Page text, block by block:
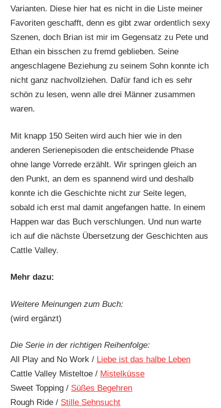
Varianten. Diese hier hat es nicht in die Liste meiner
Favoriten geschafft, denn es gibt zwar ordentlich sexy
Szenen, doch Brian ist mir im Gegensatz zu Pete und
Ethan ein bisschen zu fremd geblieben. Seine
angeschlagene Beziehung zu seinem Sohn konnte ich
nicht ganz nachvollziehen. Dafür fand ich es sehr
schön zu lesen, wenn alle drei Männer zusammen
waren.
Mit knapp 150 Seiten wird auch hier wie in den
anderen Serienepisoden die entscheidende Phase
ohne lange Vorrede erzählt. Wir springen gleich an
den Punkt, an dem es spannend wird und deshalb
konnte ich die Geschichte nicht zur Seite legen,
sobald ich erst mal damit angefangen hatte. In einem
Happen war das Buch verschlungen. Und nun warte
ich auf die nächste Übersetzung der Geschichten aus
Cattle Valley.
Mehr dazu:
Weitere Meinungen zum Buch:
(wird ergänzt)
Die Serie in der richtigen Reihenfolge:
All Play and No Work / Liebe ist das halbe Leben
Cattle Valley Misteltoe / Mistelküsse
Sweet Topping / Süßes Begehren
Rough Ride / Stille Sehnsucht